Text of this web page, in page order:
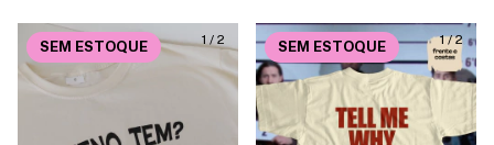
1 / 2
SEM ESTOQUE 1/2
SEM ESTOQUE